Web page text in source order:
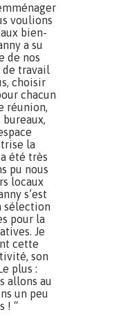
voulions
bien-
a su
de nos
de travail
choisir
chacun
réunion,
la
été très
pu nous
locaux
s’est
sélection
pour la
Je
cette
son
plus :
allons au
un peu
! “